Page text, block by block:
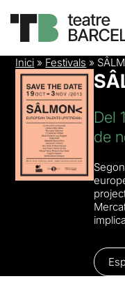
Inici » Festivals »
Del
de